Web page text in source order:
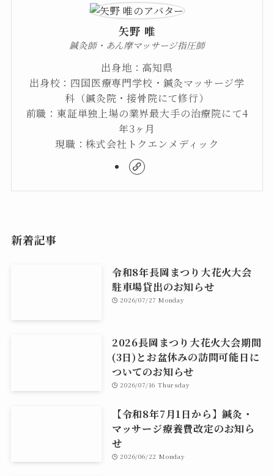
矢野 唯
鍼灸師・あん摩マッサージ指圧師
出身地：高知県
出身校：四国医療専門学校・鍼灸マッサージ学
科（鍼灸院・接骨院にて修行）
前職：東証単独上場の業界最大手の治療院にて4
年3ヶ月
現職：株式会社トクエンメディック
新着記事
令和8年長岡まつり大花火大会
駐車場貸出のお知らせ
2026/07/27 Monday
2026長岡まつり大花火大会期間
(3日)とお盆休みの訪問可能日に
ついてのお知らせ
2026/07/16 Thursday
【令和8年7月1日から】鍼灸・
マッサージ療養費改定のお知ら
せ
2026/06/22 Monday